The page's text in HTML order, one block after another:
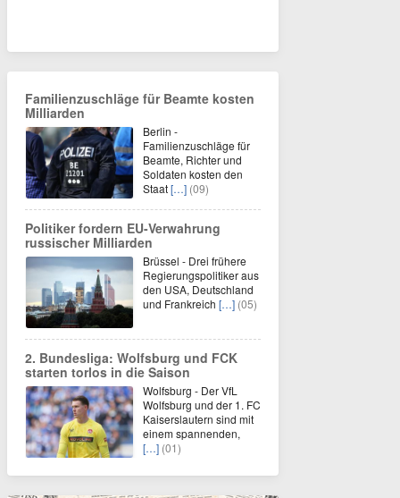
Familienzuschläge für Beamte kosten
Milliarden
Berlin -
Familienzuschläge für
Beamte, Richter und
Soldaten kosten den
Staat[…] (09)
Politiker fordern EU-Verwahrung
russischer Milliarden
Brüssel - Drei frühere
Regierungspolitiker aus
den USA, Deutschland
und Frankreich […] (05)
2. Bundesliga: Wolfsburg und FCK
starten torlos in die Saison
Wolfsburg - Der VfL
Wolfsburg und der 1. FC
Kaiserslautern sind mit
einem spannenden,
[…] (01)